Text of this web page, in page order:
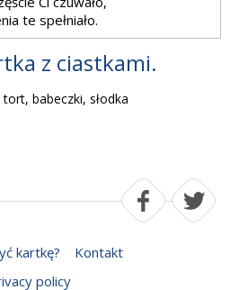
te spełniało.
z ciastkami.
tort, babeczki, słodka
kartkę?
Kontakt
policy